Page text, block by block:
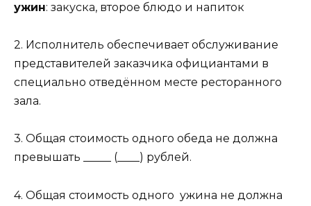
ужин: закуска, второе блюдо и напиток
2. Исполнитель обеспечивает обслуживание
представителей заказчика официантами в
специально отведённом месте ресторанного
зала.
3. Общая стоимость одного обеда не должна
превышать _____ (____) рублей.
4. Общая стоимость одного ужина не должна